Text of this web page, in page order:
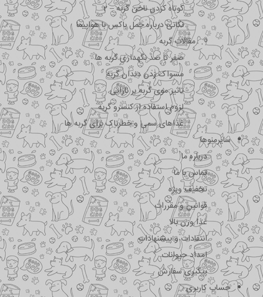
کوتاه کردن ناخن گربه – 2
نکاتی درباره جمل باکس با هواپیما
مقالات گربه
صفر تا صد نگهداری گربه ها
مسواک زدن دندان گربه
تاثیر موی گربه بر نازایی
لزوم استفاده از کنسرو گربه
غذاهای سمی و خطرناک برای گربه ها
سایرمنوها
درباره ما
تماس با ما
تخفیف ویژه
قوانین و مقررات
غذا وزن بالا
انتقادات و پیشنهادات
امداد حیوانات
پیگیری سفارش
حساب کاربری